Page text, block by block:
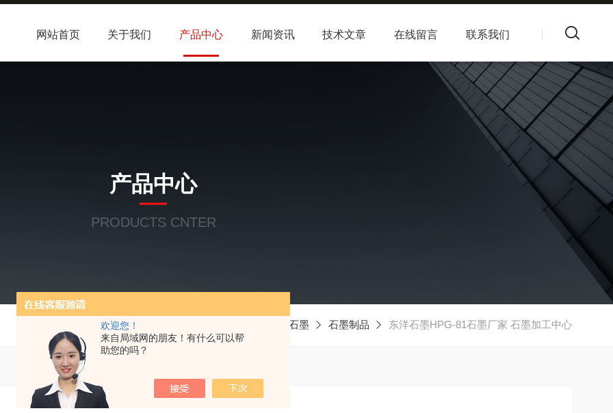
欢迎您！
来自局域网的朋友！有什么可以帮
助您的吗？
网站首页 关于我们 产品中心 新闻资讯 技术文章 在线留言 联系我们
产品中心
PRODUCTS CNTER
当前位置： 日本东洋石墨 石墨制品 东洋石墨HPG-81石墨厂家 石墨加工中心